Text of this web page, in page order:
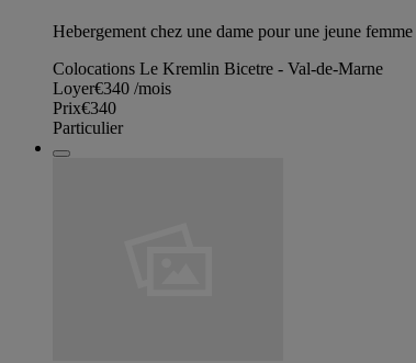
Hebergement chez une dame pour une jeune
Colocations Le Kremlin Bicetre - Val-de-Marne
Loyer€340 /mois
Prix€340
Particulier